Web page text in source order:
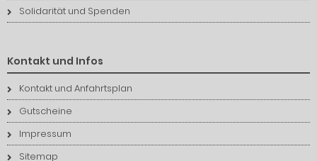
Solidarität und Spenden
Kontakt und Infos
Kontakt und Anfahrtsplan
Gutscheine
Impressum
Sitemap